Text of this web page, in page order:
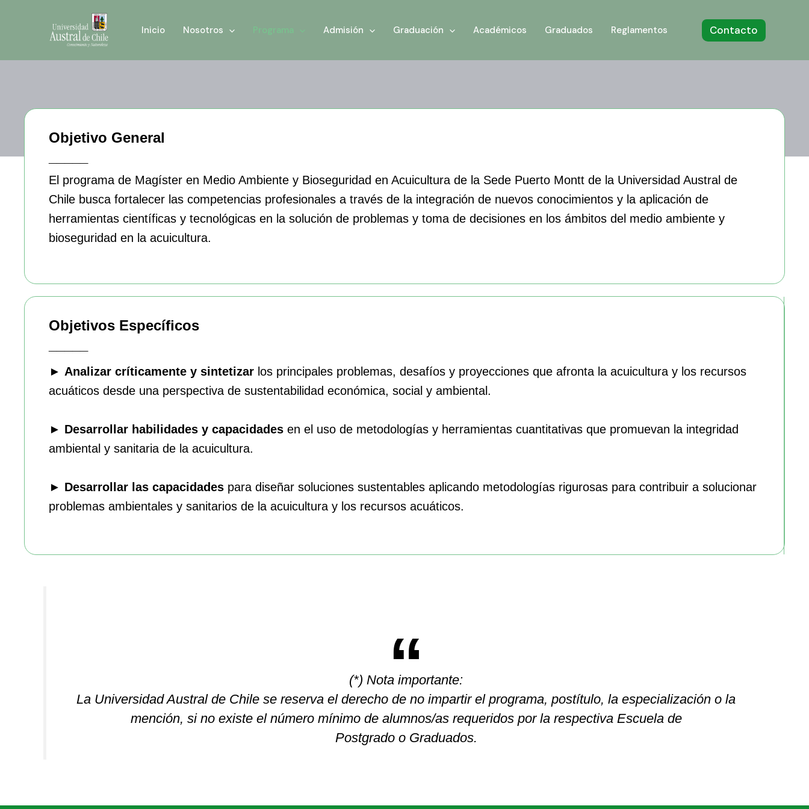
Inicio Nosotros Programa Admisión Graduación Académicos Graduados Reglamentos Contacto
Objetivo General
El programa de Magíster en Medio Ambiente y Bioseguridad en Acuicultura de la Sede Puerto Montt de la Universidad Austral de
Chile busca fortalecer las competencias profesionales a través de la integración de nuevos conocimientos y la aplicación de
herramientas científicas y tecnológicas en la solución de problemas y toma de decisiones en los ámbitos del medio ambiente y
bioseguridad en la acuicultura.
Objetivos Específicos
► Analizar críticamente y sintetizar los principales problemas, desafíos y proyecciones que afronta la acuicultura y los recursos
acuáticos desde una perspectiva de sustentabilidad económica, social y ambiental.
► Desarrollar habilidades y capacidades en el uso de metodologías y herramientas cuantitativas que promuevan la integridad
ambiental y sanitaria de la acuicultura.
► Desarrollar las capacidades para diseñar soluciones sustentables aplicando metodologías rigurosas para contribuir a solucionar
problemas ambientales y sanitarios de la acuicultura y los recursos acuáticos.
(*) Nota importante:
La Universidad Austral de Chile se reserva el derecho de no impartir el programa, postítulo, la especialización o la
mención, si no existe el número mínimo de alumnos/as requeridos por la respectiva Escuela de
Postgrado o Graduados.